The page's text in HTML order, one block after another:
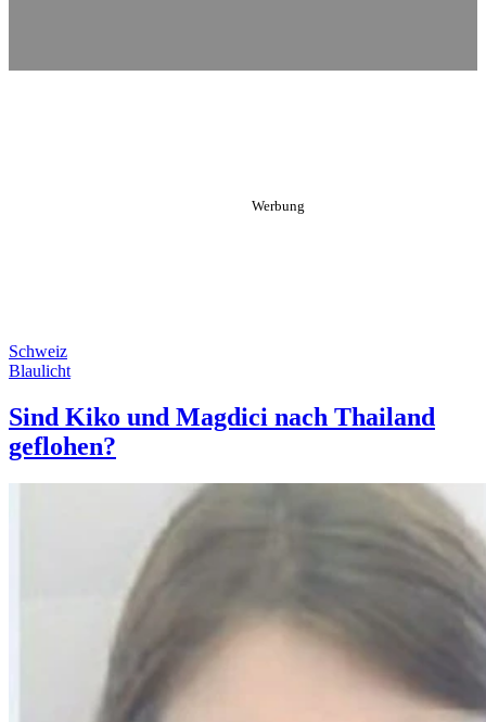
Schweiz
Blaulicht
Sind Kiko und Magdici nach Thailand
geflohen?